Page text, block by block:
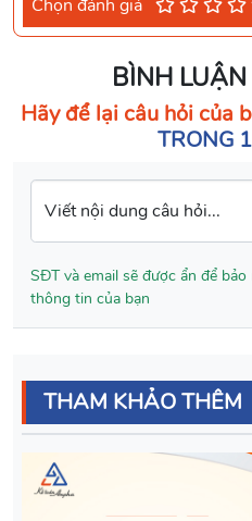
Chọn đánh giá
BÌNH
Hãy để lại câu hỏi của
TRONG
Viết nội dung câu hỏi...
SĐT và email sẽ được ẩn để bảo
thông tin của bạn
THAM KHẢO THÊM